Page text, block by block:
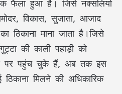
विकास, सुजाता, आजाद
ठिकाना माना जाता है।जिसे
की काली पहाड़ी को
पर पहुंच चुके हैं, अब तक इस
मिलने की अधिकारिक